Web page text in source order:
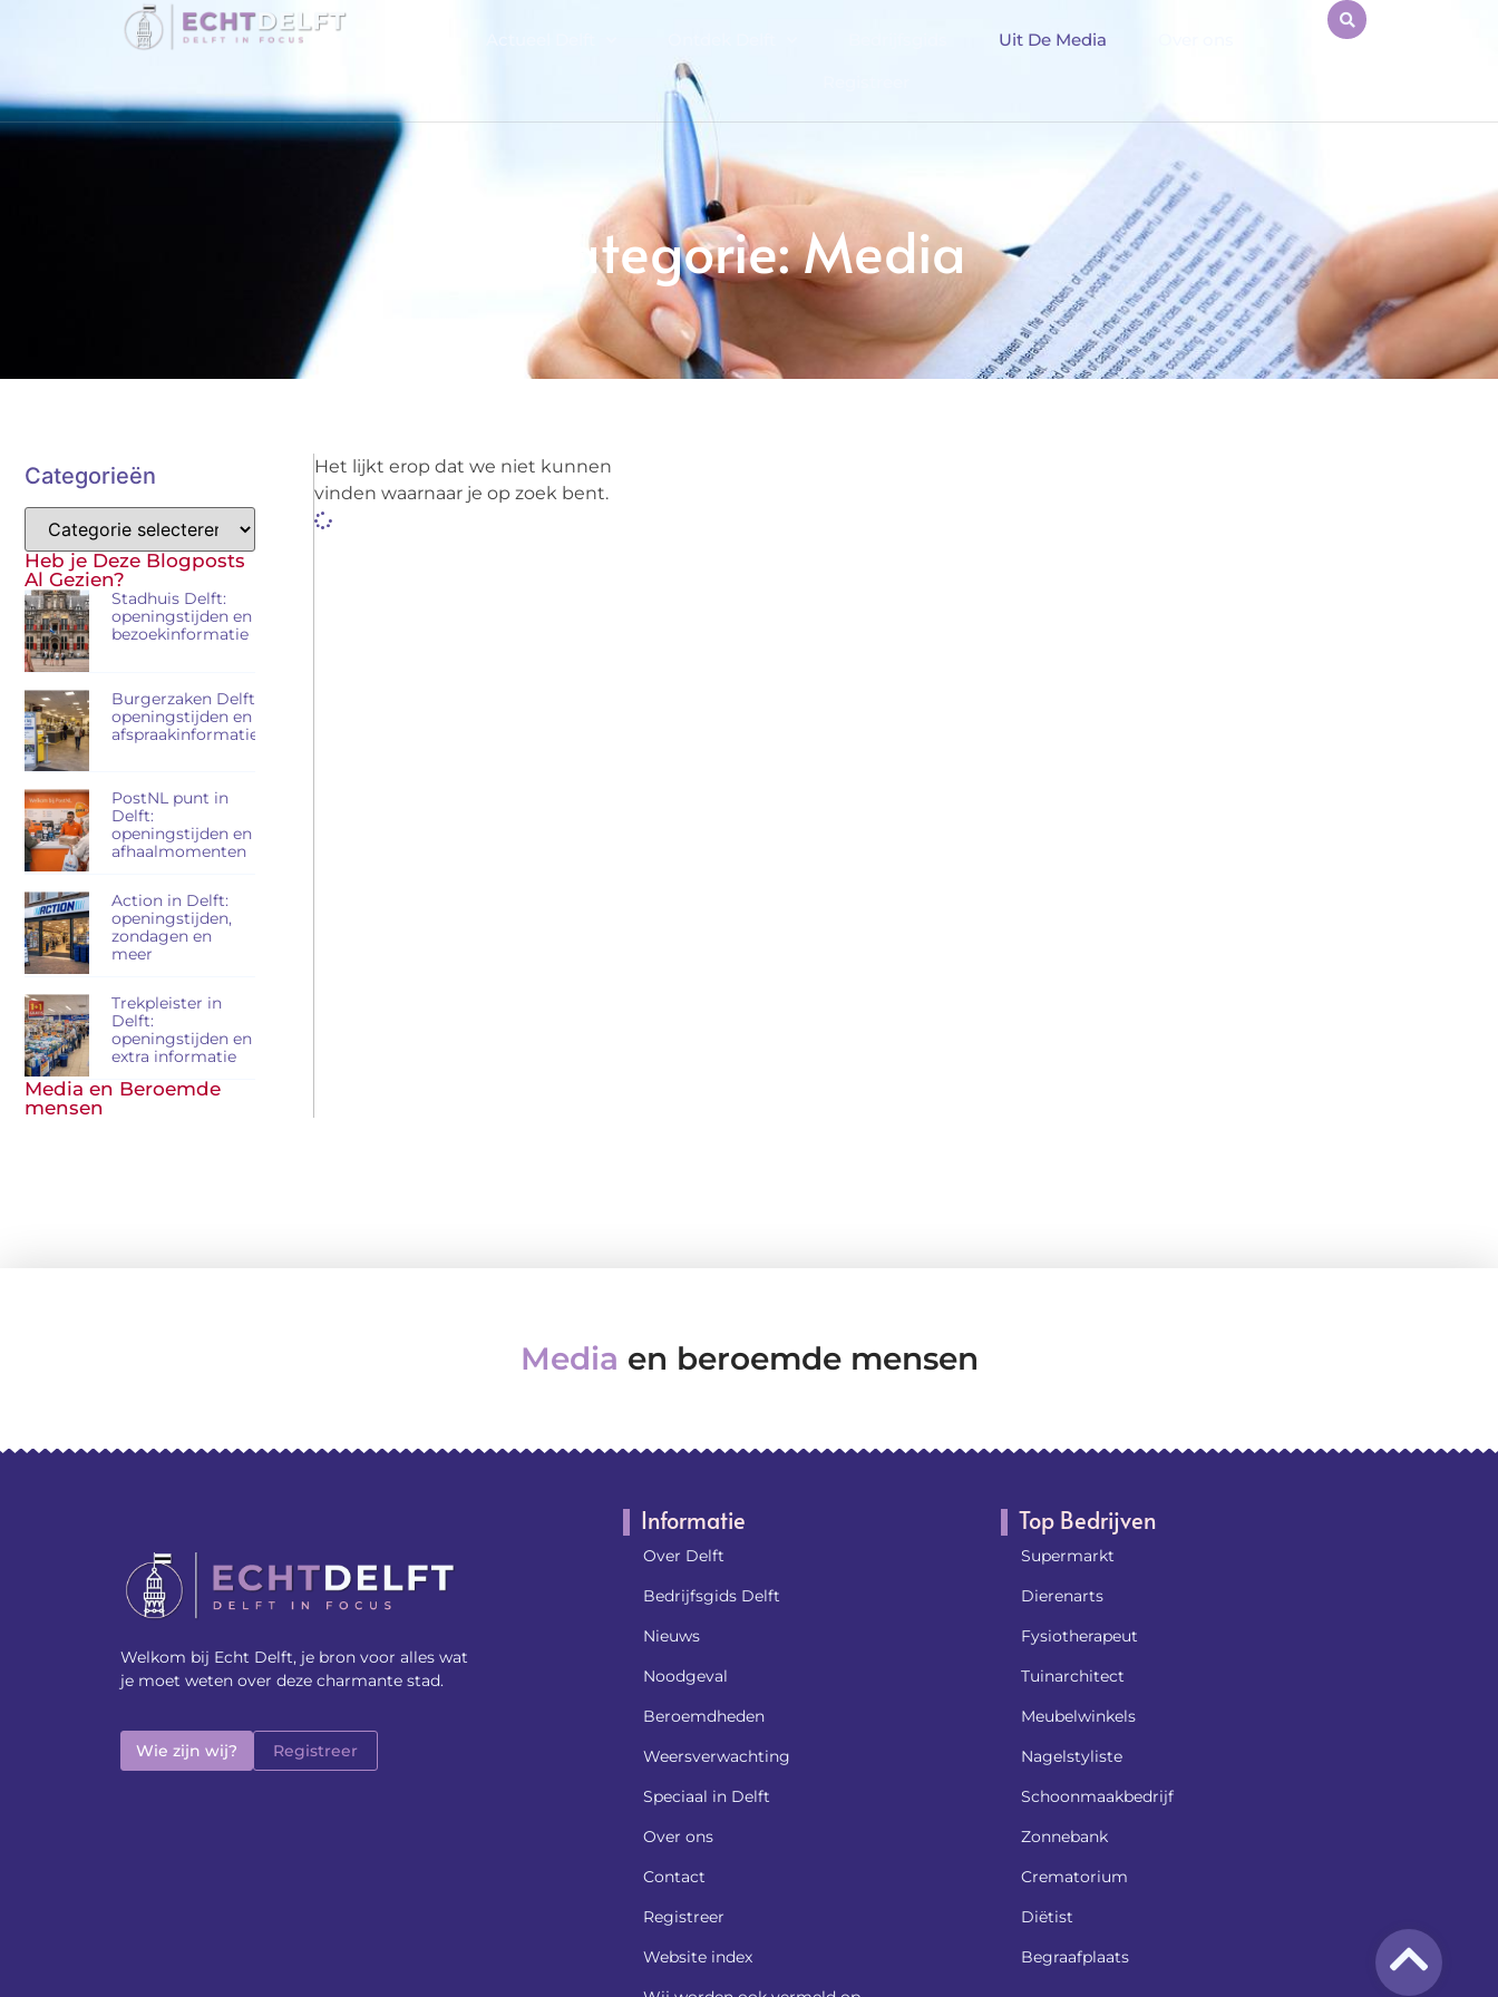
Uit De Media
Categorie: Media
Categorieën
Heb je Deze Blogposts
Al Gezien?
Stadhuis Delft:
openingstijden en
bezoekinformatie
Burgerzaken Delft:
openingstijden en
afspraakinformatie
PostNL punt in
Delft:
openingstijden en
afhaalmomenten
Action in Delft:
openingstijden,
zondagen en
meer
Trekpleister in
Delft:
openingstijden en
extra informatie
Media en Beroemde
mensen
Het lijkt erop dat we niet kunnen
vinden waarnaar je op zoek bent.
Media en beroemde mensen
Welkom bij Echt Delft, je bron voor alles wat
je moet weten over deze charmante stad.
Wie zijn wij? Registreer
Informatie
Over Delft
Bedrijfsgids Delft
Nieuws
Noodgeval
Beroemdheden​
Weersverwachting
Speciaal in Delft
Over ons
Contact
Registreer
Website index
Top Bedrijven
Supermarkt
Dierenarts
Fysiotherapeut
Tuinarchitect
Meubelwinkels
Nagelstyliste
Schoonmaakbedrijf
Zonnebank
Crematorium
Diëtist
Begraafplaats